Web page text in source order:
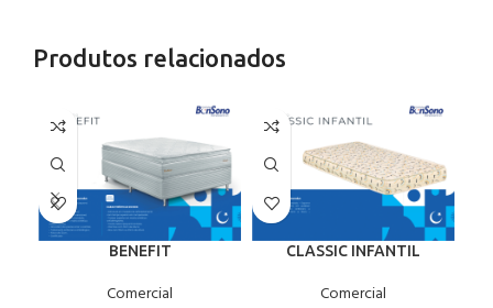
Produtos relacionados
BENEFIT
Comercial
CLASSIC INFANTIL
Comercial